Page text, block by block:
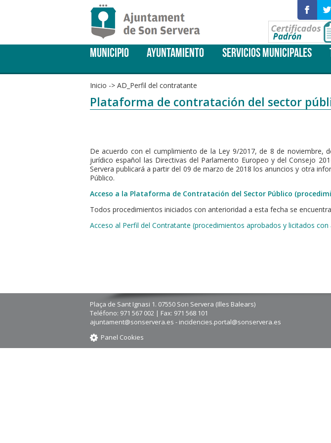
MUNICIPIO AYUNTAMIENTO SERVICIOS MUNICIPALES
Inicio -> AD_Perfil del contratante
Plataforma de contratación del sector
De acuerdo con el cumplimiento de la Ley 9/2017, de 8 de noviembre,
jurídico español las Directivas del Parlamento Europeo y del Consejo
Servera publicará a partir del 09 de marzo de 2018 los anuncios y otra
Público.
Acceso a la Plataforma de Contratación del Sector Público
Todos procedimientos iniciados con anterioridad a esta fecha se
Acceso al Perfil del Contratante (procedimientos aprobados y licitados
Plaça de Sant Ignasi 1. 07550 Son Servera (Illes Balears)
Teléfono: 971 567 002 | Fax: 971 568 101
ajuntament@sonservera.es - incidencies.portal@sonservera.es
Panel Cookies